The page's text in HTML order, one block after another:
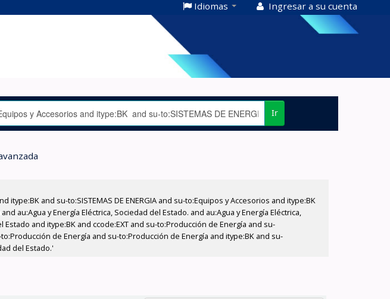
Idiomas Ingresar a su cuenta
Ir
and su-to:SISTEMAS DE ENERGIA and su-to:Equipos y Accesorios and itype:BK
au:Agua y Energía Eléctrica, Sociedad del Estado. and au:Agua y Energía Eléctrica,
and itype:BK and ccode:EXT and su-to:Producción de Energía and su-
de Energía and su-to:Producción de Energía and itype:BK and su-
del Estado.'